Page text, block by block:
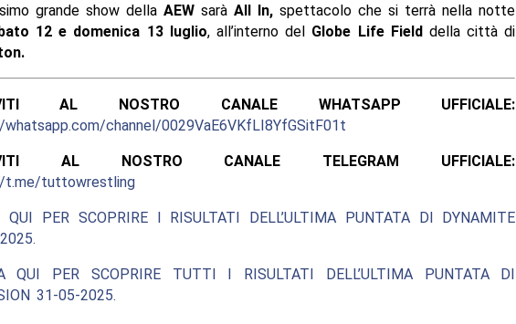
grande show della AEWsaràAll In,spettacolo che si terrà nella notte
12 e domenica 13 luglio, all’interno del Globe Life Fielddella città di
AL NOSTRO CANALE WHATSAPP UFFICIALE:
channel/0029VaE6VKfLI8YfGSitF01t
AL NOSTRO CANALE TELEGRAM UFFICIALE:
t.me/tuttowrestling
QUI PER SCOPRIRE I RISULTATI DELL’ULTIMA PUNTATA DI DYNAMITE
QUI PER SCOPRIRE TUTTI I RISULTATI DELL’ULTIMA PUNTATA DI
31-05-2025.